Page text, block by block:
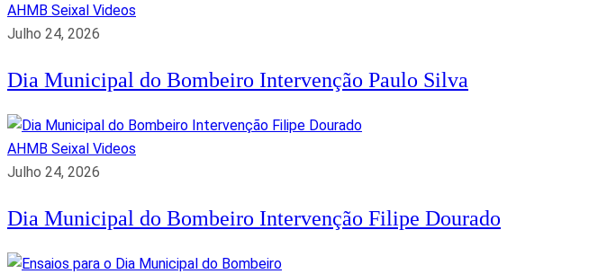
AHMB Seixal Videos
Julho 24, 2026
Dia Municipal do Bombeiro Intervenção Paulo Silva
AHMB Seixal Videos
Julho 24, 2026
Dia Municipal do Bombeiro Intervenção Filipe Dourado